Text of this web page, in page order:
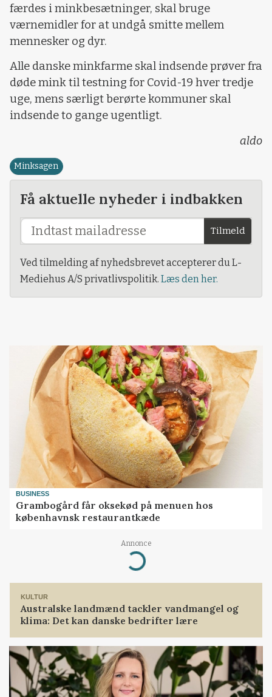
færdes i minkbesætninger, skal bruge
værnemidler for at undgå smitte mellem
mennesker og dyr.
Alle danske minkfarme skal indsende prøver fra
døde mink til testning for Covid-19 hver tredje
uge, mens særligt berørte kommuner skal
indsende to gange ugentligt.
aldo
Minksagen
Få aktuelle nyheder i indbakken
Tilmeld
Ved tilmelding af nyhedsbrevet accepterer du L-
Mediehus A/S privatlivspolitik. Læs den her.
BUSINESS
Grambogård får oksekød på menuen hos
københavnsk restaurantkæde
Annonce
Loading...
KULTUR
Australske landmænd tackler vandmangel og
klima: Det kan danske bedrifter lære